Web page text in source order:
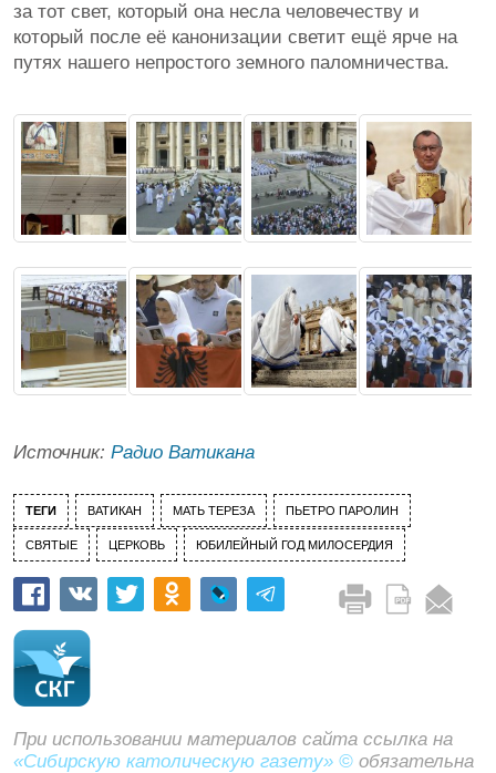
за тот свет, который она несла человечеству и
который после её канонизации светит ещё ярче на
путях нашего непростого земного паломничества.
Источник: Радио Ватикана
ТЕГИ ВАТИКАН МАТЬ ТЕРЕЗА ПЬЕТРО ПАРОЛИН
СВЯТЫЕ ЦЕРКОВЬ ЮБИЛЕЙНЫЙ ГОД МИЛОСЕРДИЯ
При использовании материалов сайта ссылка на
«Сибирскую католическую газету» © обязательна